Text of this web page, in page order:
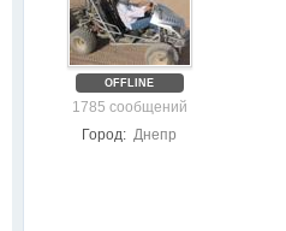
OFFLINE
1785 сообщений
Город: Днепр